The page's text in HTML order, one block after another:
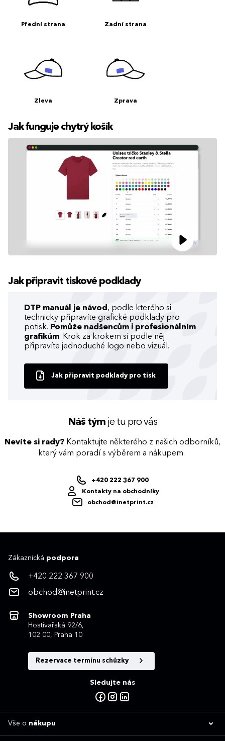
Přední strana Zadní strana
Zleva Zprava
Jak funguje chytrý košík
Jak připravit tiskové podklady
DTP manuál je návod , podle kterého si
technicky připravíte grafické podklady pro
potisk. Pomůže nadšencům i profesionálním
grafikům. Krok za krokem si podle něj
připravíte jednoduché logo nebo vizuál.
Jak připravit podklady pro tisk
Náš týmje tu pro vás
Nevíte si rady? Kontaktujte některého z našich odborníků,
který vám poradí s výběrem a nákupem.
+420 222 367 900
Kontakty na obchodníky
obchod@inetprint.cz
Zákaznická podpora
+420 222 367 900
obchod@inetprint.cz
Showroom Praha
Hostivařská 92/6,
102 00, Praha 10
Rezervace termínu schůzky
Sledujte nás
Vše o nákupu